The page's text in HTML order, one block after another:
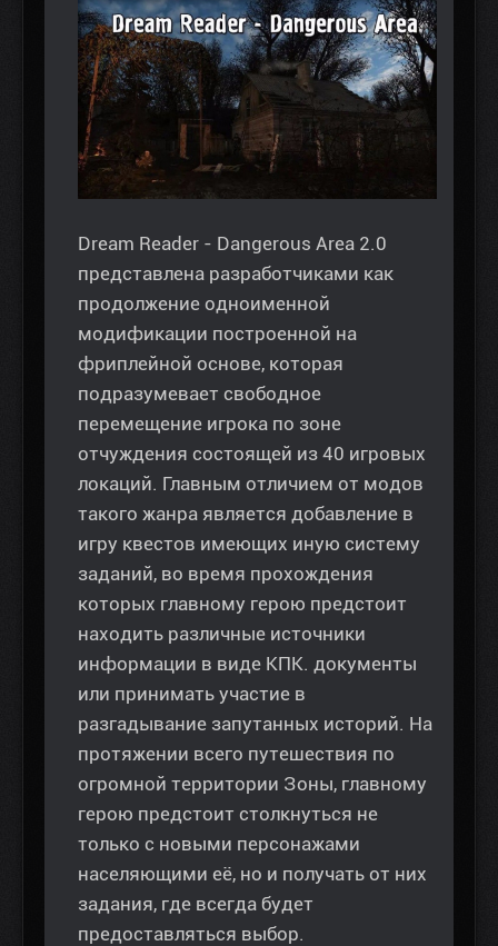
Dream Reader - Dangerous Area 2.0
представлена разработчиками как
продолжение одноименной
модификации построенной на
фриплейной основе, которая
подразумевает свободное
перемещение игрока по зоне
отчуждения состоящей из 40 игровых
локаций. Главным отличием от модов
такого жанра является добавление в
игру квестов имеющих иную систему
заданий, во время прохождения
которых главному герою предстоит
находить различные источники
информации в виде КПК. документы
или принимать участие в
разгадывание запутанных историй. На
протяжении всего путешествия по
огромной территории Зоны, главному
герою предстоит столкнуться не
только с новыми персонажами
населяющими её, но и получать от них
задания, где всегда будет
предоставляться выбор.